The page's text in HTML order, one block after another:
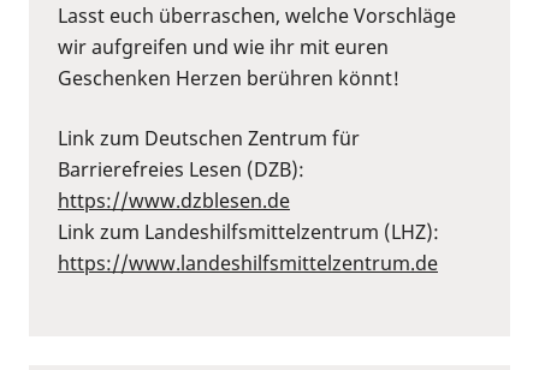
Lasst euch überraschen, welche Vorschläge
wir aufgreifen und wie ihr mit euren
Geschenken Herzen berühren könnt!
Link zum Deutschen Zentrum für
Barrierefreies Lesen (DZB):
https://www.dzblesen.de
Link zum Landeshilfsmittelzentrum (LHZ):
https://www.landeshilfsmittelzentrum.de